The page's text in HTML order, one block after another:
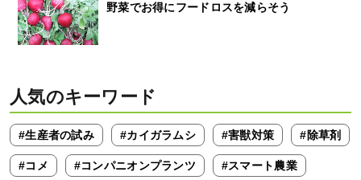
野菜でお得にフードロスを減らそう
人気のキーワード
#生産者の試み #カイガラムシ #害獣対策 #除草剤
#コメ #コンパニオンプランツ #スマート農業